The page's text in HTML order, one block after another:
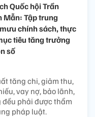
Quốc hội Trần
Mẫn: Tập trung
chính sách, thực
tiêu tăng trưởng
số
tăng chi, giảm thu,
vay nợ, bảo lãnh,
đều phải được thẩm
pháp luật.